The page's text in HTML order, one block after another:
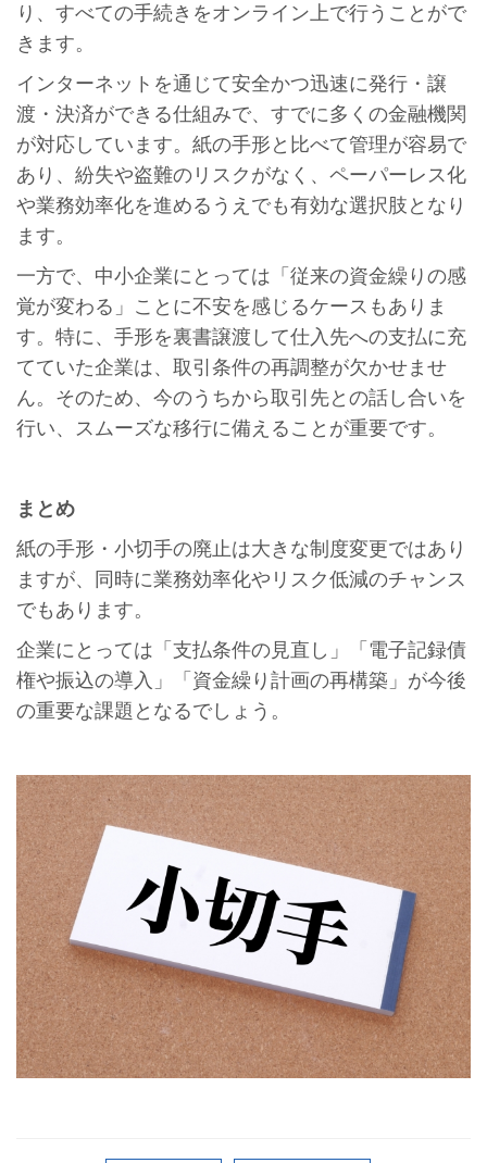
り、すべての手続きをオンライン上で行うことがで
きます。
インターネットを通じて安全かつ迅速に発行・譲
渡・決済ができる仕組みで、すでに多くの金融機関
が対応しています。紙の手形と比べて管理が容易で
あり、紛失や盗難のリスクがなく、ペーパーレス化
や業務効率化を進めるうえでも有効な選択肢となり
ます。
一方で、中小企業にとっては「従来の資金繰りの感
覚が変わる」ことに不安を感じるケースもありま
す。特に、手形を裏書譲渡して仕入先への支払に充
てていた企業は、取引条件の再調整が欠かせませ
ん。そのため、今のうちから取引先との話し合いを
行い、スムーズな移行に備えることが重要です。
まとめ
紙の手形・小切手の廃止は大きな制度変更ではあり
ますが、同時に業務効率化やリスク低減のチャンス
でもあります。
企業にとっては「支払条件の見直し」「電子記録債
権や振込の導入」「資金繰り計画の再構築」が今後
の重要な課題となるでしょう。